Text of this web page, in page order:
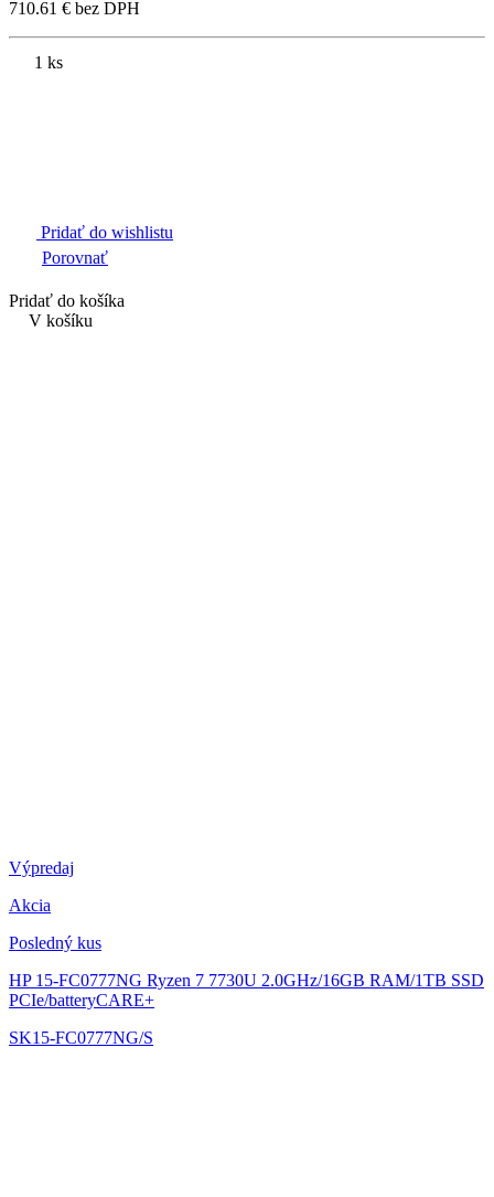
710.61 € bez DPH
1 ks
Pridať do wishlistu
Porovnať
Pridať do košíka
V košíku
Výpredaj
Akcia
Posledný kus
HP 15-FC0777NG Ryzen 7 7730U 2.0GHz/16GB RAM/1TB SSD
PCIe/batteryCARE+
SK15-FC0777NG/S